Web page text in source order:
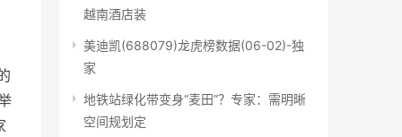
越南酒店装
美迪凯(688079)龙虎榜数据(06-02)-独
家
地铁站绿化带变身“麦田”？专家：需明晰
空间规划定